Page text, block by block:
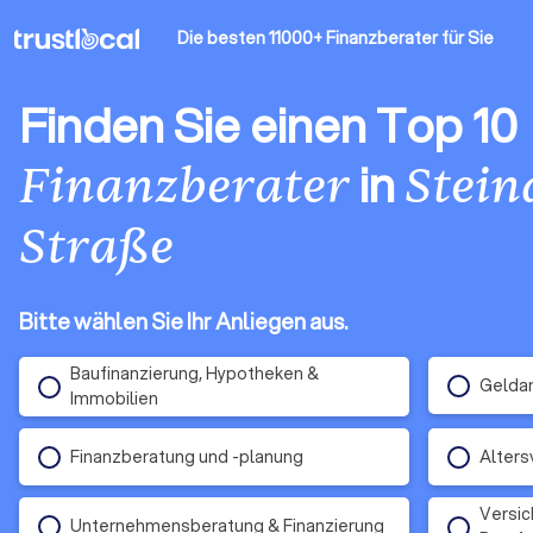
Die besten 11000+ Finanzberater für Sie
Finden Sie einen Top 10
Finanzberaterin
Straße
Bitte wählen Sie Ihr Anliegen aus.
Baufinanzierung, Hypotheken &
Immobilien
Finanzberatung und -planung
Unternehmensberatung & Finanzierung